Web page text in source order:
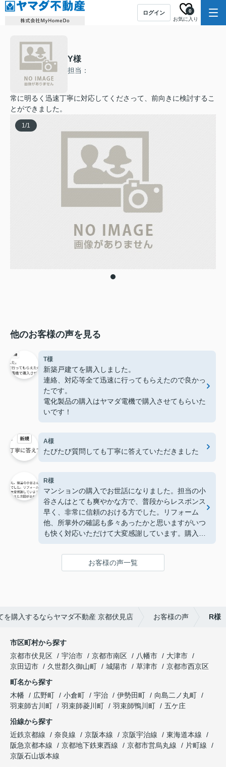
ログイン
お気に入り
0
Y様
担当：
常に明るく迅速丁寧に対応してくださって、前向きに検討するこ
とができました。
1/1
他のお客様の声を見る
T様
新築戸建てを購入しました。
連絡、対応等全て迅速に行ってもらえたので良かっ
たです。
電化製品の購入はヤマダ電機で購入させてもらいた
いです！
A様
たびたび質問しても丁寧に答えていただきました
R様
マンションの購入でお世話になりました。担当の小
谷さんはとても爽やかな方で、普段からレスポンス
早く、非常に信頼のおける方でした。リフォーム
他、所掌外の確認も多々あったかと思いますがいつ
も快く対応いただけて大変感謝しています。購入後
けました。もしまた次回があればぜひ宜しくお願い
お客様の声一覧
を購入するならヤマダ不動産 京都伏見店 お客様の声 R様
市区町村から探す
京都市伏見区
宇治市 京都市南区 八幡市
大津市
京田辺市
久世郡久御山町 城陽市 草津市
京都市西京区
町名から探す
木幡
広野町 小倉町 宇治 伊勢田町
向島二ノ丸町
羽束師古川町
羽束師菱川町 羽束師鴨川町
五ケ庄
沿線から探す
近鉄京都線
奈良線 京阪本線 京阪宇治線
東海道本線
阪急京都本線
京都地下鉄東西線 京都市営烏丸線
片町線
京阪石山坂本線